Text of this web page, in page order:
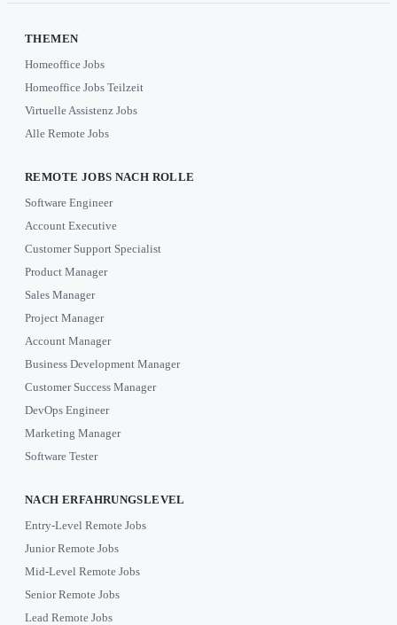
THEMEN
Homeoffice Jobs
Homeoffice Jobs Teilzeit
Virtuelle Assistenz Jobs
Alle Remote Jobs
REMOTE JOBS NACH ROLLE
Software Engineer
Account Executive
Customer Support Specialist
Product Manager
Sales Manager
Project Manager
Account Manager
Business Development Manager
Customer Success Manager
DevOps Engineer
Marketing Manager
Software Tester
NACH ERFAHRUNGSLEVEL
Entry-Level Remote Jobs
Junior Remote Jobs
Mid-Level Remote Jobs
Senior Remote Jobs
Lead Remote Jobs